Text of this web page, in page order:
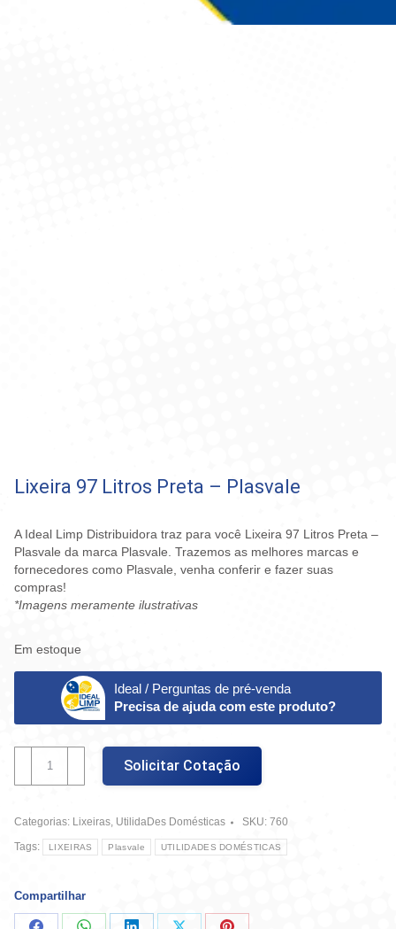
Lixeira 97 Litros Preta – Plasvale
A Ideal Limp Distribuidora traz para você Lixeira 97 Litros Preta –
Plasvale da marca Plasvale. Trazemos as melhores marcas e
fornecedores como Plasvale, venha conferir e fazer suas
compras!
*Imagens meramente ilustrativas
Em estoque
Ideal / Perguntas de pré-venda
Precisa de ajuda com este produto?
Litros
-
Plasvale
Solicitar Cotação
Categorias: Lixeiras, UtilidaDes Domésticas SKU: 760
Tags:
LIXEIRAS Plasvale UTILIDADES DOMÉSTICAS
Compartilhar